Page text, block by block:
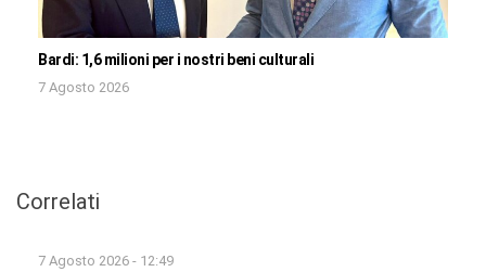
Bardi: 1,6 milioni per i nostri beni culturali
7 Agosto 2026
Correlati
7 Agosto 2026 - 12:49